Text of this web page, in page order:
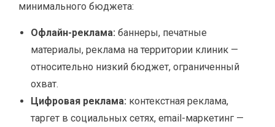
минимального бюджета:
Офлайн-реклама: баннеры, печатные
материалы, реклама на территории клиник —
относительно низкий бюджет, ограниченный
охват.
Цифровая реклама: контекстная реклама,
таргет в социальных сетях, email-маркетинг —